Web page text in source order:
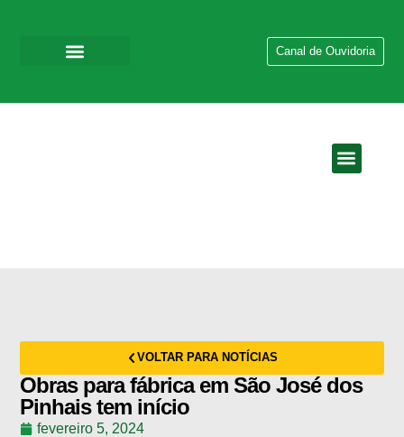
Canal de Ouvidoria
VOLTAR PARA NOTÍCIAS
Obras para fábrica em São José dos
Pinhais tem início
fevereiro 5, 2024